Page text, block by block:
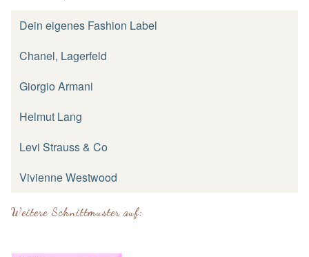
Dein eigenes Fashion Label
Chanel, Lagerfeld
Giorgio Armani
Helmut Lang
Levi Strauss & Co
Vivienne Westwood
Weitere Schnittmuster auf: